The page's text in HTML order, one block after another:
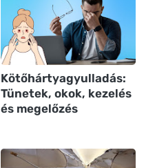
Kötőhártyagyulladás:
Tünetek, okok, kezelés
és megelőzés